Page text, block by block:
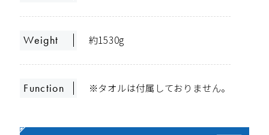
Weight 約1530g
Function ※タオルは付属しておりません。